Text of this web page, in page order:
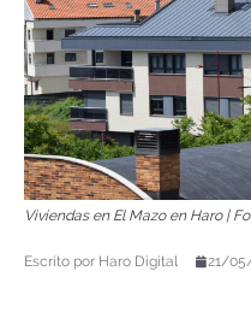
Viviendas en El Mazo en Haro |
Escrito por Haro Digital 21/